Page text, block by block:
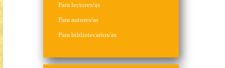
Para lectores/as
Para autores/as
Para bibliotecarios/as